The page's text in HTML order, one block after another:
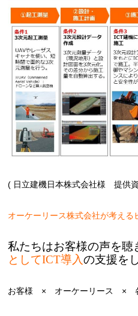
( 日立建機日本株式会社様 提供
オーケーリース株式会社が考える
私たちはお客様の声を聴
としてICT導入の支援を
お客様 × オーケーリース ×